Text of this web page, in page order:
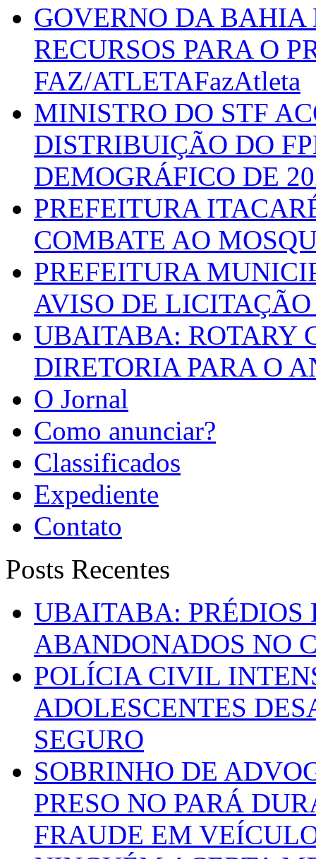
GOVERNO DA
RECURSOS PARA O
FAZ/ATLETAFazAtleta
MINISTRO DO STF
DISTRIBUIÇÃO DO
DEMOGRÁFICO DE
PREFEITURA
COMBATE AO
PREFEITURA
AVISO DE LICITAÇÃO
UBAITABA: ROTARY
DIRETORIA PARA O
O Jornal
Como anunciar?
Classificados
Expediente
Contato
Posts Recentes
UBAITABA: PRÉDIOS
ABANDONADOS NO
POLÍCIA CIVIL
ADOLESCENTES
SEGURO
SOBRINHO DE
PRESO NO PARÁ
FRAUDE EM